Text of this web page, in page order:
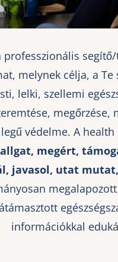
professzionális
melynek célja, a Te
lelki, szellemi
megőrzése,
védelme. A health
megért,
javasol, utat
információkkal